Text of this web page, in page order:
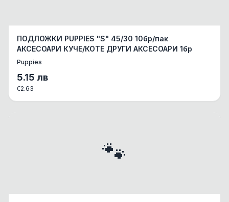
ПОДЛОЖКИ PUPPIES "S" 45/30 10бр/пак
АКСЕСОАРИ КУЧЕ/КОТЕ ДРУГИ АКСЕСОАРИ 1бр
Puppies
5.15 лв
€2.63
🐾